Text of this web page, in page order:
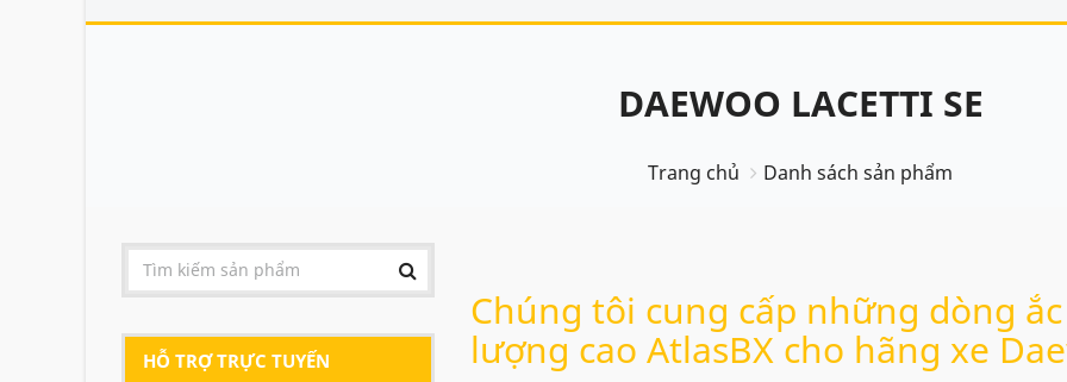
DAEWOO LACETTI SE
Trang chủ Danh sách sản phẩm
HỖ TRỢ TRỰC TUYẾN
Chúng tôi cung cấp những dòng
lượng cao AtlasBX cho hãng xe